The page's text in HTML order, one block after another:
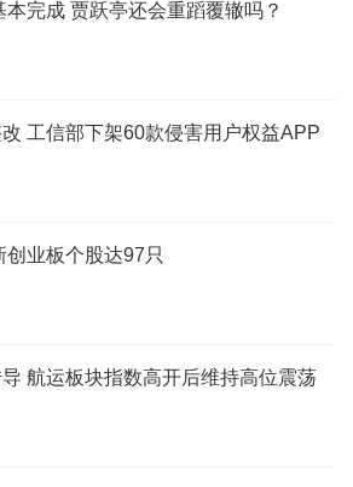
完成 贾跃亭还会重蹈覆辙吗？
工信部下架60款侵害用户权益APP
业板个股达97只
航运板块指数高开后维持高位震荡